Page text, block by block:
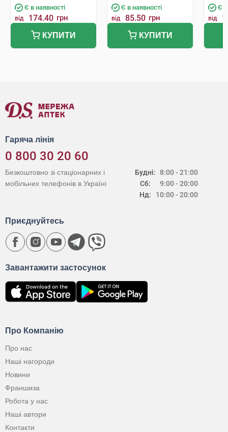
Є в наявності
від 174.40 грн
КУПИТИ
Є в наявності
від 85.50 грн
КУПИТИ
Є в
від
Гаряча лінія
0 800 30 20 60
Будні:
Сб:
Нд:
8:00 - 21:00
9:00 - 20:00
10:00 - 20:00
Безкоштовно зі стаціонарних і
мобільних телефонів в Україні
Про Компанію
Про нас
Наші нагороди
Новини
Франшиза
Робота у нас
Наші автори
Контакти
Завантажити застосунок
Приєднуйтесь